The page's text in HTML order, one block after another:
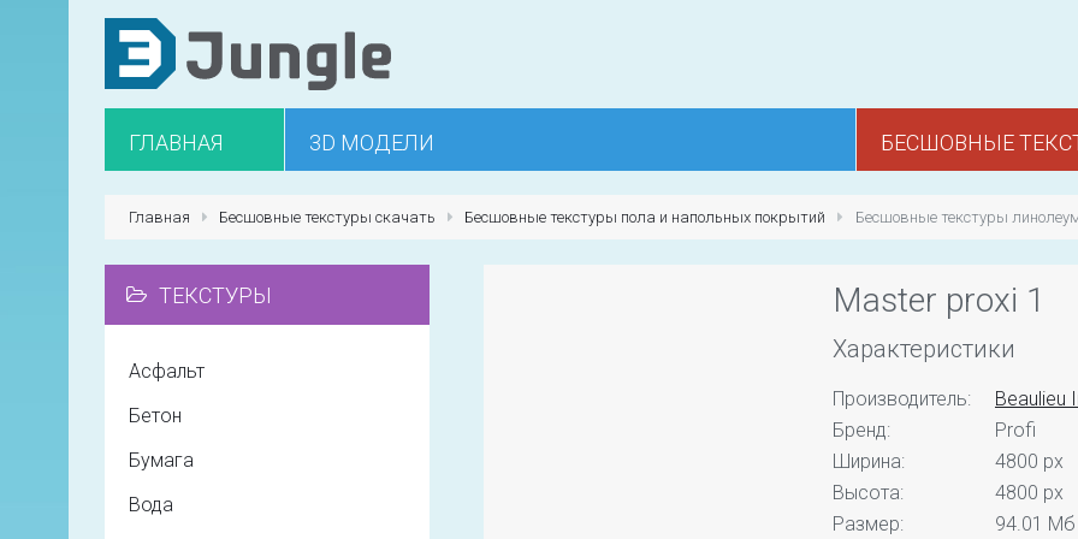
ГЛАВНАЯ 3D МОДЕЛИ БЕСШОВНЫЕ
Главная Бесшовные текстуры скачать Бесшовные текстуры пола и напольных покрытий Бесшовные текстуры
Master proxi 1
Характеристики
Производитель:
Beaulieu
Бренд:
Profi
Ширина:
4800 px
Высота:
4800 px
Размер:
94.01 Мб
ТЕКСТУРЫ
Асфальт
Бетон
Бумага
Вода